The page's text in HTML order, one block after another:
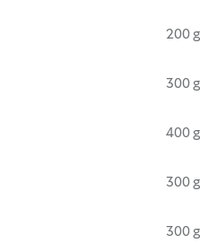
200 g
300 g
400 g
300 g
300 g